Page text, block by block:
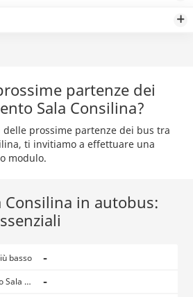
partenze dei
Sala Consilina?
delle prossime partenze dei bus tra
ti invitiamo a effettuare una
modulo.
Consilina in autobus:
basso -
Durata autobus Agrigento Sala Consilina -